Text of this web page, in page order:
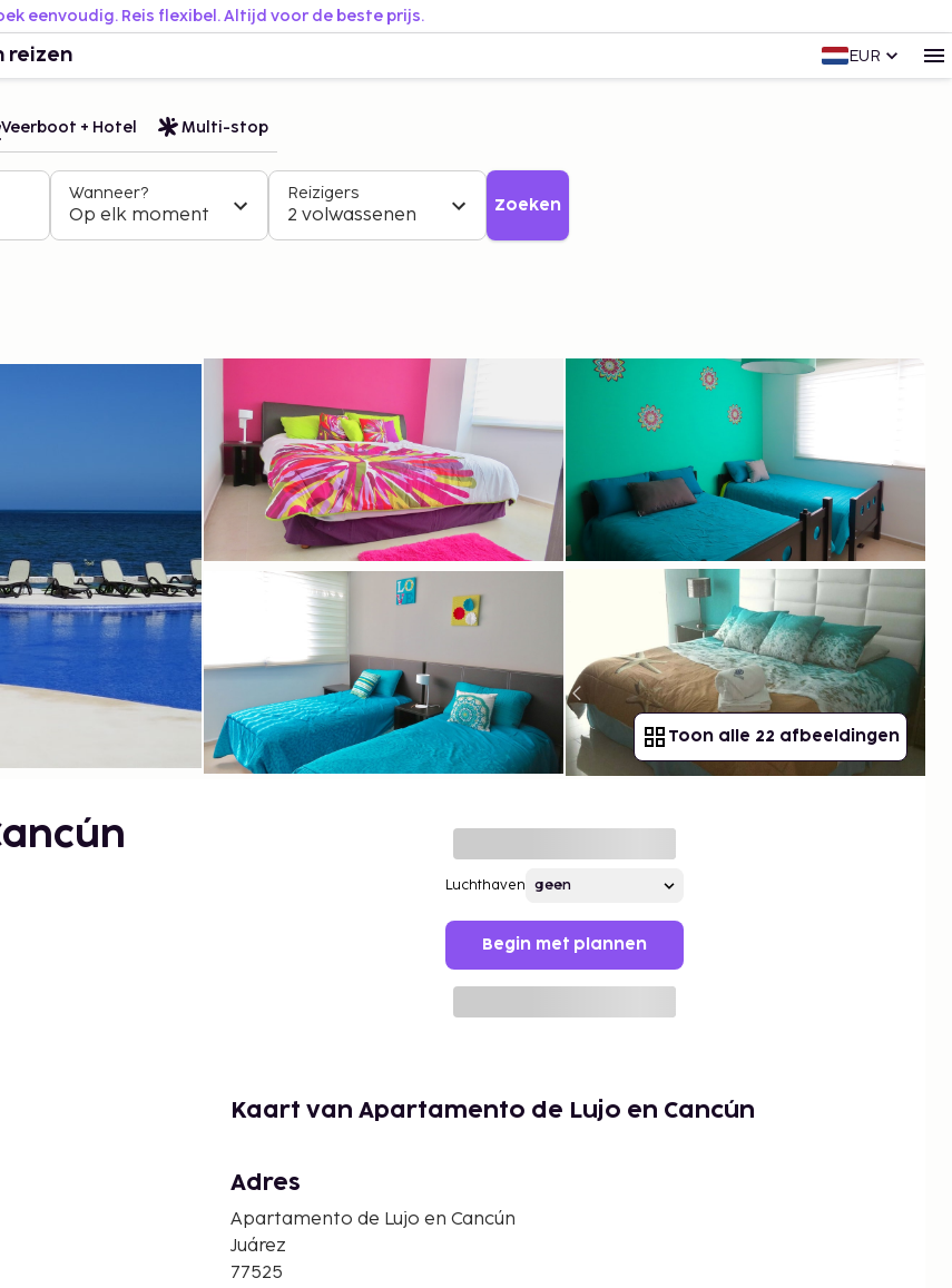
eenvoudig. Reis flexibel. Altijd voor de beste prijs.
reizen EUR
Veerboot + Hotel Multi-stop
Wanneer?
Op elk moment
Reizigers
2 volwassenen Zoeken
Toon alle 22 afbeeldingen
Luchthaven
Begin met plannen
Kaart van Apartamento de Lujo en Cancún
Adres
Apartamento de Lujo en Cancún
Juárez
77525